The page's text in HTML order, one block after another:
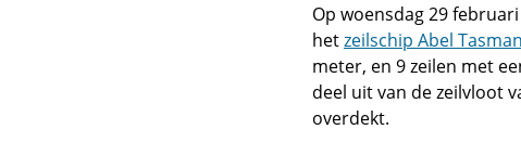
Op woensdag 29
hetzeilschip Abel Tasman
meter, en 9 zeilen met
deel uit van de zeilvloot
overdekt.